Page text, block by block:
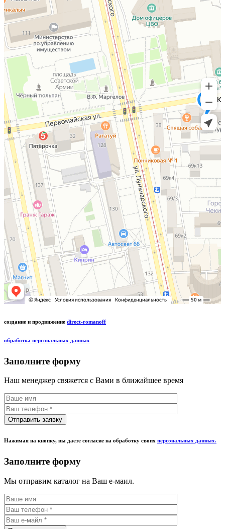
создание и продвижение direct-romanoff
обработка персональных данных
Заполните форму
Наш менеджер свяжется с Вами в ближайшее время
Нажимая на кнопку, вы даете согласие на обработку своих персональных данных.
Заполните форму
Мы отправим каталог на Ваш е-маил.